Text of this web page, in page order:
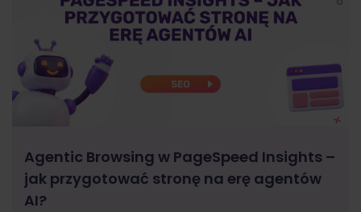
Agentic Browsing w PageSpeed Insights –
jak przygotować stronę na erę agentów
AI?